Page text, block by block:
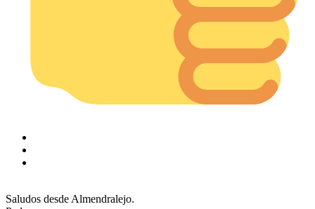
Saludos desde Almendralejo.